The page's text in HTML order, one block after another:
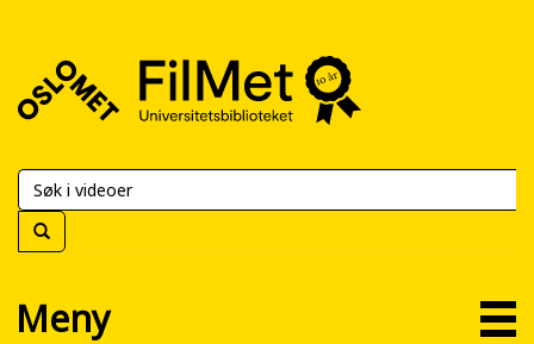
FilMet
Universitetsbiblioteket
Meny